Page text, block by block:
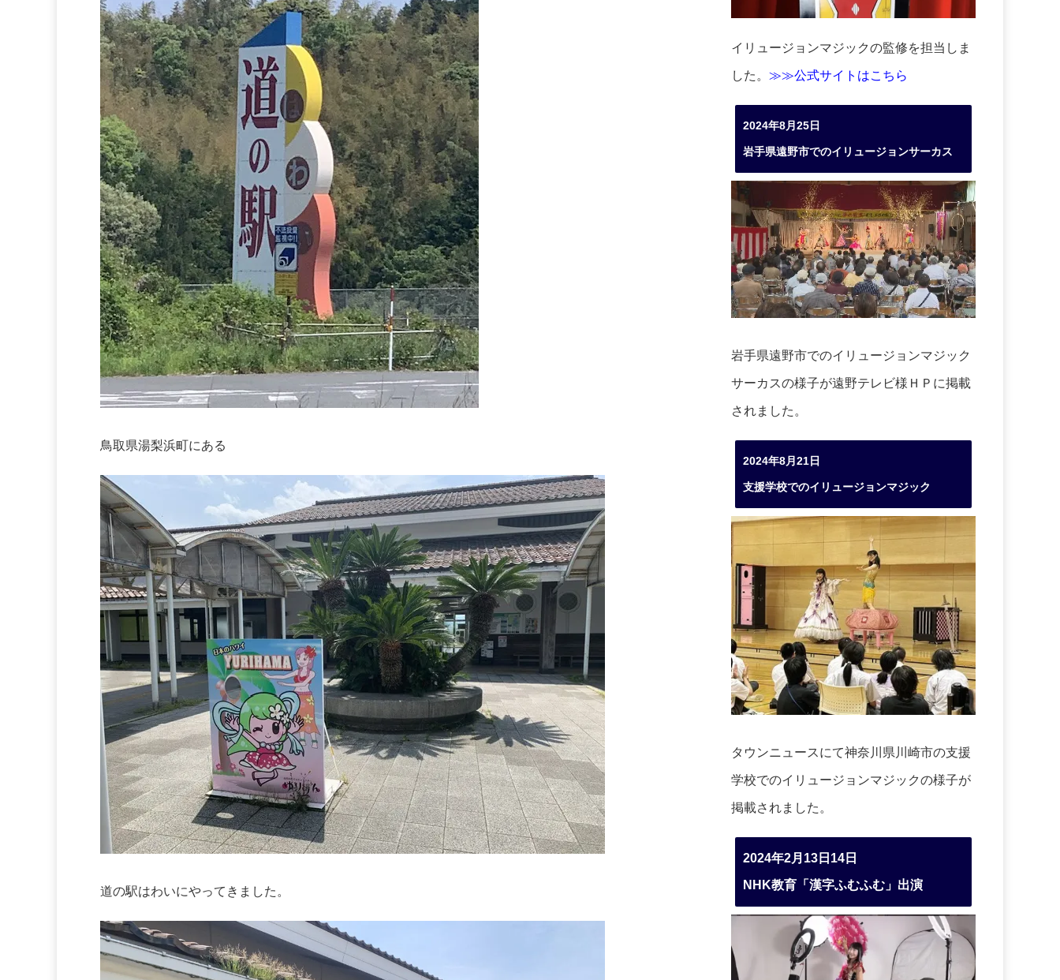
鳥取県湯梨浜町にある
道の駅はわいにやってきました。
イリュージョンマジックの監修を担当しま
した。 ≫≫公式サイトはこちら
2024年8月25日
岩手県遠野市でのイリュージョンサーカス
岩手県遠野市でのイリュージョンマジック
サーカスの様子が遠野テレビ様ＨＰに掲載
されました。
2024年8月21日
支援学校でのイリュージョンマジック
タウンニュースにて神奈川県川崎市の支援
学校でのイリュージョンマジックの様子が
掲載されました。
2024年2月13日14日
NHK教育「漢字ふむふむ」出演